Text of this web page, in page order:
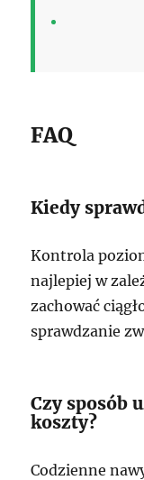
FAQ
Kiedy
Kontrola
najlepiej w
zachować
sprawdzanie
Czy sposób
koszty?
Codzienne